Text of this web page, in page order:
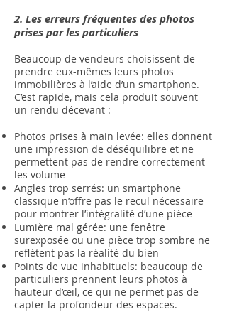
2. Les erreurs fréquentes des photos
prises par les particuliers
Beaucoup de vendeurs choisissent de
prendre eux-mêmes leurs photos
immobilières à l’aide d’un smartphone.
C’est rapide, mais cela produit souvent
un rendu décevant :
Photos prises à main levée: elles donnent
une impression de déséquilibre et ne
permettent pas de rendre correctement
les volume
Angles trop serrés: un smartphone
classique n’offre pas le recul nécessaire
pour montrer l’intégralité d’une pièce
Lumière mal gérée: une fenêtre
surexposée ou une pièce trop sombre ne
reflètent pas la réalité du bien
Points de vue inhabituels: beaucoup de
particuliers prennent leurs photos à
hauteur d’œil, ce qui ne permet pas de
capter la profondeur des espaces.